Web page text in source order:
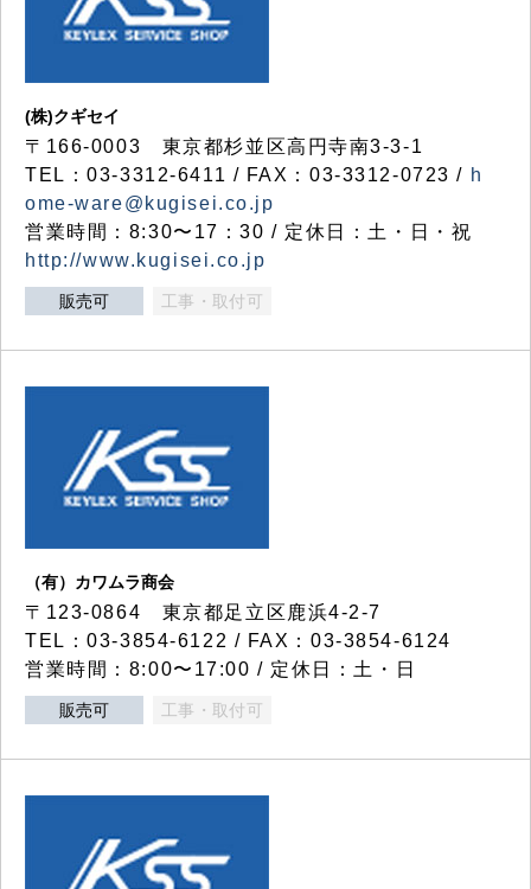
(株)クギセイ
〒166-0003 東京都杉並区高円寺南3-3-1
TEL：03-3312-6411 / FAX：03-3312-0723 / h
ome-ware@kugisei.co.jp
営業時間：8:30〜17：30 / 定休日：土・日・祝
http://www.kugisei.co.jp
販売可 工事・取付可
（有）カワムラ商会
〒123-0864 東京都足立区鹿浜4-2-7
TEL：03-3854-6122 / FAX：03-3854-6124
営業時間：8:00〜17:00 / 定休日：土・日
販売可 工事・取付可